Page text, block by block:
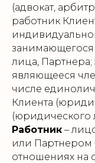
(адвокат,
работник
занимающегося
лица,
являющееся
числе
Клиента
(юридического
Работник –
или Партнером
отношениях на